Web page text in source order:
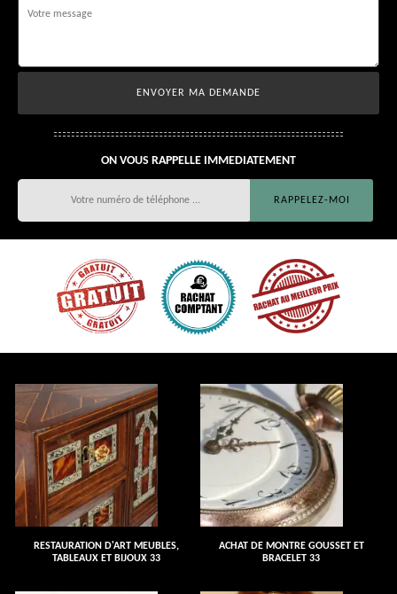
ON VOUS RAPPELLE IMMEDIATEMENT
RESTAURATION D'ART MEUBLES,
TABLEAUX ET BIJOUX 33
ACHAT DE MONTRE GOUSSET ET
BRACELET 33